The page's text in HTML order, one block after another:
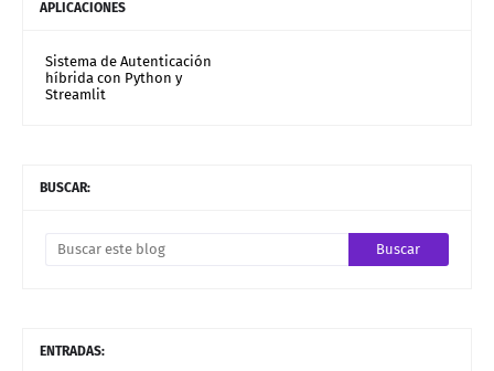
APLICACIONES
Sistema de Autenticación
híbrida con Python y
Streamlit
BUSCAR:
ENTRADAS: